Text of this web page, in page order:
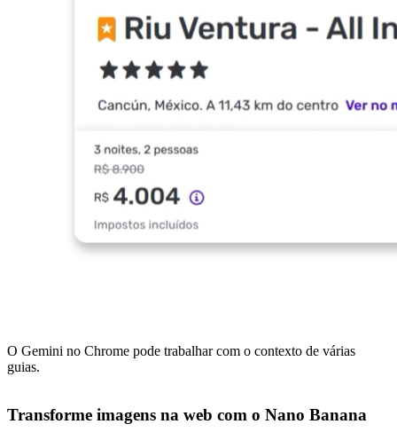
O Gemini no Chrome pode trabalhar com o contexto de várias
guias.
Transforme imagens na web com o Nano Banana